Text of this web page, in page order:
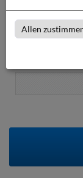
Gesamtbetrag
Allen